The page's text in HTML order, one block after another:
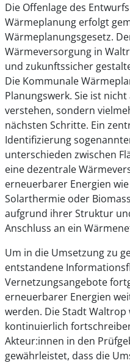
Die Offenlage des
Wärmeplanung erfolgt
Wärmeplanungsgesetz.
Wärmeversorgung in
und zukunftssicher
Die Kommunale
Planungswerk. Sie ist
verstehen, sondern
nächsten Schritte. Ein
Identifizierung
unterschieden zwischen
eine dezentrale
erneuerbarer Energien
Solarthermie oder
aufgrund ihrer Struktur
Anschluss an ein
Um in die Umsetzung zu
entstandene
Vernetzungsangebote
erneuerbarer Energien
werden. Die Stadt
kontinuierlich
Akteur:innen in den
gewährleistet, dass die